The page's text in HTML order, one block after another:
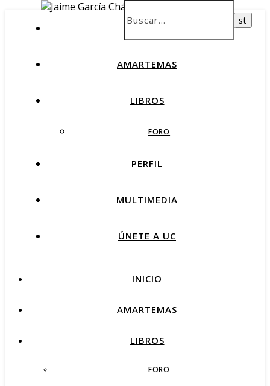
AMARTEMAS
LIBROS
FORO
PERFIL
MULTIMEDIA
ÚNETE A UC
INICIO
AMARTEMAS
LIBROS
FORO